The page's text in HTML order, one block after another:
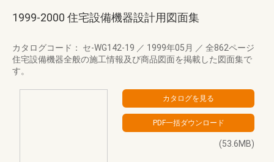
1999-2000 住宅設備機器設計用図面集
カタログコード： セ-WG142-19 ／ 1999年05月 ／ 全862ページ
住宅設備機器全般の施工情報及び商品図面を掲載した図面集で
す。
(53.6MB)